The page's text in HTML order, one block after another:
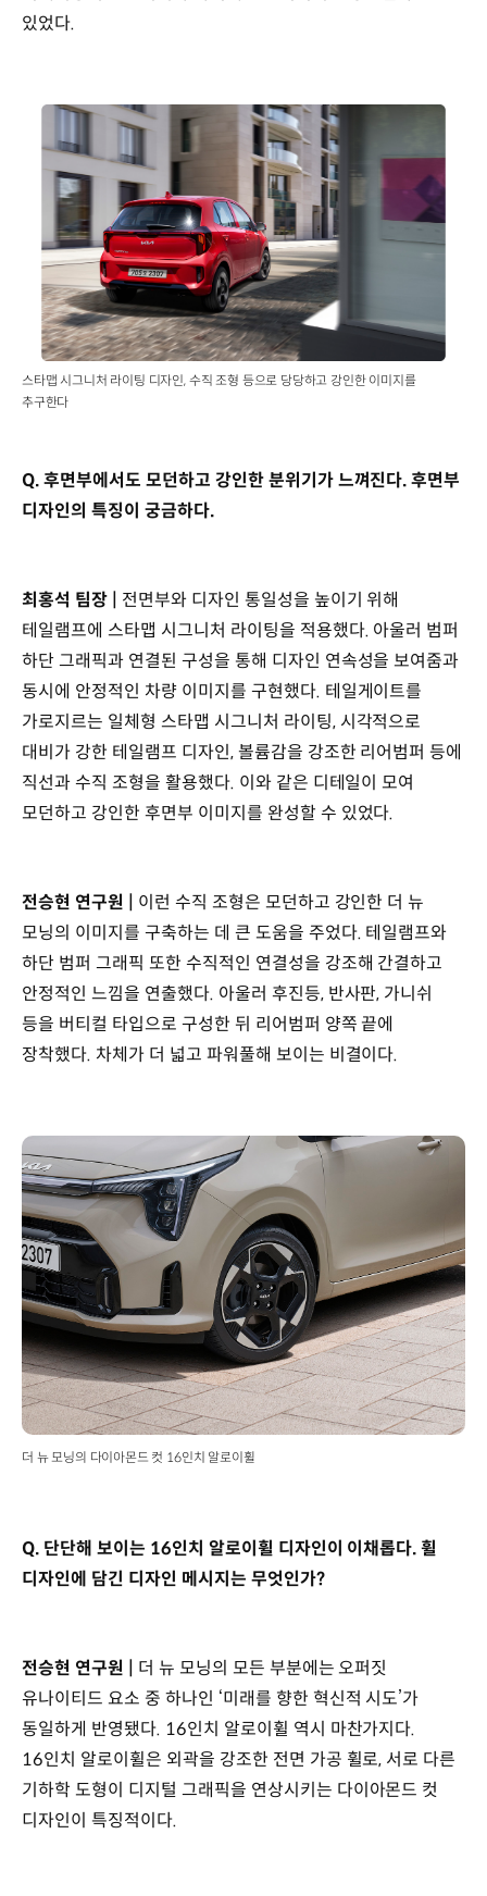
있었다.
스타맵 시그니처 라이팅 디자인, 수직 조형 등으로 당당하고 강인한 이미지를
추구한다
Q. 후면부에서도 모던하고 강인한 분위기가 느껴진다. 후면부
디자인의 특징이 궁금하다.
최홍석 팀장 |
전면부와 디자인 통일성을 높이기 위해
테일램프에 스타맵 시그니처 라이팅을 적용했다. 아울러 범퍼
하단 그래픽과 연결된 구성을 통해 디자인 연속성을 보여줌과
동시에 안정적인 차량 이미지를 구현했다. 테일게이트를
가로지르는 일체형 스타맵 시그니처 라이팅, 시각적으로
대비가 강한 테일램프 디자인, 볼륨감을 강조한 리어범퍼 등에
직선과 수직 조형을 활용했다. 이와 같은 디테일이 모여
모던하고 강인한 후면부 이미지를 완성할 수 있었다.
전승현 연구원 | 이런 수직 조형은 모던하고 강인한 더 뉴
모닝의 이미지를 구축하는 데 큰 도움을 주었다. 테일램프와
하단 범퍼 그래픽 또한 수직적인 연결성을 강조해 간결하고
안정적인 느낌을 연출했다. 아울러 후진등, 반사판, 가니쉬
등을 버티컬 타입으로 구성한 뒤 리어범퍼 양쪽 끝에
장착했다. 차체가 더 넓고 파워풀해 보이는 비결이다.
더 뉴 모닝의 다이아몬드 컷 16인치 알로이휠
Q. 단단해 보이는 16인치 알로이휠 디자인이 이채롭다. 휠
디자인에 담긴 디자인 메시지는 무엇인가?
전승현 연구원 |
더 뉴 모닝의 모든 부분에는 오퍼짓
유나이티드 요소 중 하나인 ‘미래를 향한 혁신적 시도’가
동일하게 반영됐다. 16인치 알로이휠 역시 마찬가지다.
16인치 알로이휠은 외곽을 강조한 전면 가공 휠로, 서로 다른
기하학 도형이 디지털 그래픽을 연상시키는 다이아몬드 컷
디자인이 특징적이다.